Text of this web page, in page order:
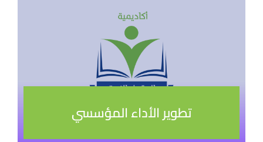
تطوير الأداء المؤسسي